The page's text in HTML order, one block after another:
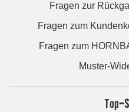
Fragen zur
Fragen zum
Fragen zum
Muster-
Top-